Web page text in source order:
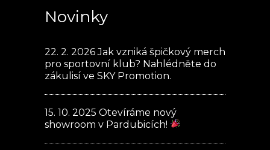
Novinky
22. 2. 2026 Jak vzniká špičkový merch
pro sportovní klub? Nahlédněte do
zákulisí ve SKY Promotion.
15. 10. 2025 Otevíráme nový
showroom v Pardubicích!